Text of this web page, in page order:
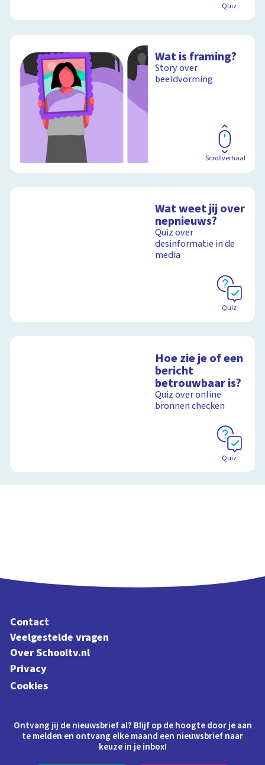
Quiz
Wat is framing?
Story over
beeldvorming
Scrollverhaal
Wat weet jij over
nepnieuws?
Quiz over
desinformatie in de
media
Quiz
Hoe zie je of een
bericht
betrouwbaar is?
Quiz over online
bronnen checken
Quiz
Contact
Veelgestelde vragen
Over Schooltv.nl
Privacy
Cookies
Ontvang jij de nieuwsbrief al? Blijf op de hoogte door je aan
te melden en ontvang elke maand een nieuwsbrief naar
keuze in je inbox!